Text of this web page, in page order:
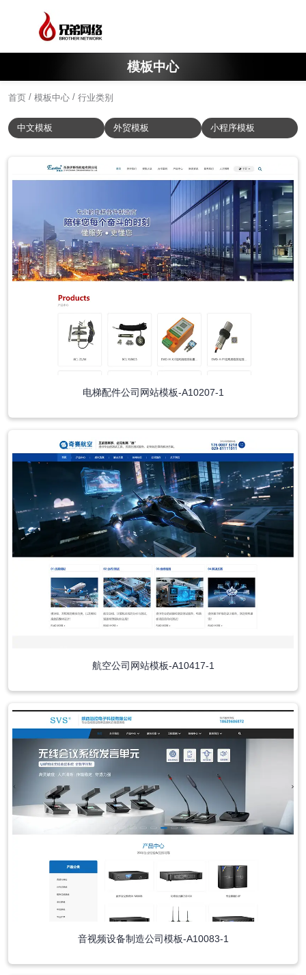
模板中心
首页 / 模板中心 / 行业类别
中文模板 外贸模板 小程序模板
电梯配件公司网站模板-A10207-1
航空公司网站模板-A10417-1
音视频设备制造公司模板-A10083-1